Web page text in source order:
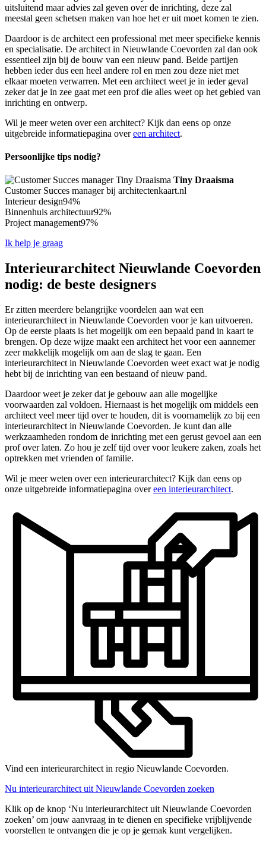
uitsluitend maar advies zal geven over de inrichting, deze zal
meestal geen schetsen maken van hoe het er uit moet komen te zien.
Daardoor is de architect een professional met meer specifieke kennis
en specialisatie. De architect in Nieuwlande Coevorden zal dan ook
essentieel zijn bij de bouw van een nieuw pand. Beide partijen
hebben ieder dus een heel andere rol en men zou deze niet met
elkaar moeten verwarren. Met een architect weet je in ieder geval
zeker dat je in zee gaat met een prof die alles weet op het gebied van
inrichting en ontwerp.
Wil je meer weten over een architect? Kijk dan eens op onze
uitgebreide informatiepagina overeen architect.
Persoonlijke tips nodig?
Tiny Draaisma
Customer Succes manager bij architectenkaart.nl
Interieur design94%
Binnenhuis architectuur92%
Project management97%
Ik help je graag
Interieurarchitect Nieuwlande Coevorden
nodig: de beste designers
Er zitten meerdere belangrijke voordelen aan wat een
interieurarchitect in Nieuwlande Coevorden voor je kan uitvoeren.
Op de eerste plaats is het mogelijk om een bepaald pand in kaart te
brengen. Op deze wijze maakt een architect het voor een aannemer
zeer makkelijk mogelijk om aan de slag te gaan. Een
interieurarchitect in Nieuwlande Coevorden weet exact wat je nodig
hebt bij de inrichting van een bestaand of nieuw pand.
Daardoor weet je zeker dat je gebouw aan alle mogelijke
voorwaarden zal voldoen. Hiernaast is het mogelijk om middels een
architect veel meer tijd over te houden, dit is voornamelijk zo bij een
interieurarchitect in Nieuwlande Coevorden. Je kunt dan alle
werkzaamheden rondom de inrichting met een gerust gevoel aan een
prof over laten. Zo hou je zelf tijd over voor leukere zaken, zoals het
optrekken met vrienden of familie.
Wil je meer weten over een interieurarchitect? Kijk dan eens op
onze uitgebreide informatiepagina overeen interieurarchitect.
Vind een interieurarchitect in regio Nieuwlande Coevorden.
Nu interieurarchitect uit Nieuwlande Coevorden zoeken
Klik op de knop ‘Nu interieurarchitect uit Nieuwlande Coevorden
zoeken’ om jouw aanvraag in te dienen en specifieke vrijblijvende
voorstellen te ontvangen die je op je gemak kunt vergelijken.